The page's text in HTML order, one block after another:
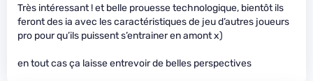
Très intéressant ! et belle prouesse technologique, bientôt ils
feront des ia avec les caractéristiques de jeu d’autres joueurs
pro pour qu’ils puissent s’entrainer en amont x)
en tout cas ça laisse entrevoir de belles perspectives